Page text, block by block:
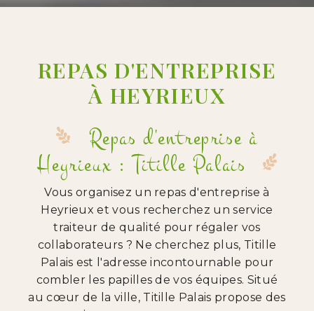
REPAS D'ENTREPRISE
À HEYRIEUX
Repas d'entreprise à
Heyrieux : Titille Palais
Vous organisez un repas d'entreprise à
Heyrieux et vous recherchez un service
traiteur de qualité pour régaler vos
collaborateurs ? Ne cherchez plus, Titille
Palais est l'adresse incontournable pour
combler les papilles de vos équipes. Situé
au cœur de la ville, Titille Palais propose des